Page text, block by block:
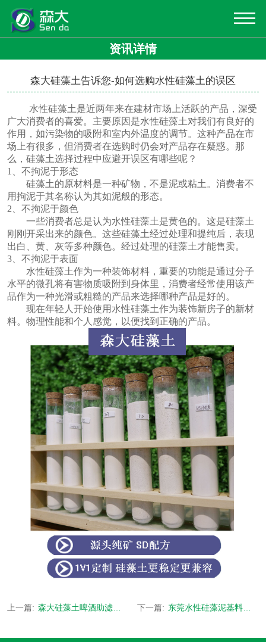
资讯详情
森大硅藻土告诉您-如何选购水性硅藻土的误区
水性硅藻土是近两年来在建材市场上活跃的产品，深受
广大消费者的喜爱。主要原因是水性硅藻土对我们有良好的
作用，如污染物的吸附和室内外温度的调节。这种产品在市
场上有很多，但消费者在选购时仍会对产品存在疑惑。那
么，硅藻土选择过程中应避开误区有哪些呢？
1、不拘泥于形态
硅藻土的原材料是一种矿物，不是泥或粘土。消费者不
用拘泥于其名称认为其如泥般的形态。
2、不拘泥于颜色
一些消费者总是认为水性硅藻土是黄色的。这是硅藻土
刚刚开采出来的颜色。这些硅藻土经过处理和提纯后，表现
出白、黄、灰等多种颜色。经过处理的硅藻土才能售卖。
3、不拘泥于表面
水性硅藻土作为一种装饰材料，重要的功能是通过分子
水平的微孔将有害物质吸附到身体里，消费者经常使用该产
品作为一种光滑或粗糙的产品来选择哪种产品是好的。
现在年轻人开始使用水性硅藻土作为装饰新房子的新材
料。物理性能和个人感觉，以便找到正确的产品。
上一篇: 森大硅藻土啤酒助滤剂过滤原理 下一篇: 东莞水性硅藻泥基料生产厂家 森大硅藻土19年专注生产